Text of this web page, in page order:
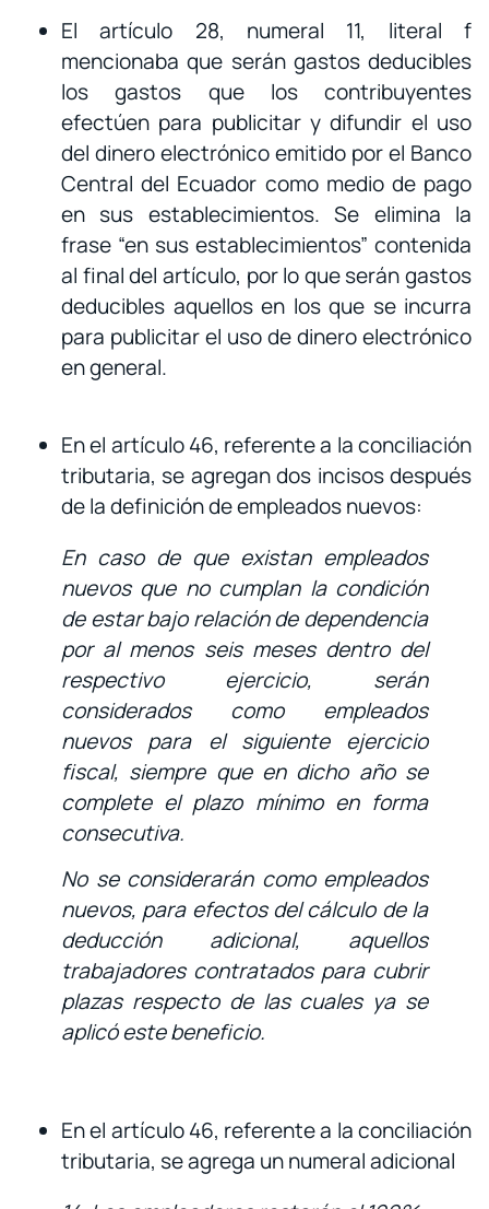
El artículo 28, numeral 11, literal f
mencionaba que serán gastos deducibles
los gastos que los contribuyentes
efectúen para publicitar y difundir el uso
del dinero electrónico emitido por el Banco
Central del Ecuador como medio de pago
en sus establecimientos. Se elimina la
frase “en sus establecimientos” contenida
al final del artículo, por lo que serán gastos
deducibles aquellos en los que se incurra
para publicitar el uso de dinero electrónico
en general.
En el artículo 46, referente a la conciliación
tributaria, se agregan dos incisos después
de la definición de empleados nuevos:
En caso de que existan empleados
nuevos que no cumplan la condición
de estar bajo relación de dependencia
por al menos seis meses dentro del
respectivo ejercicio, serán
considerados como empleados
nuevos para el siguiente ejercicio
fiscal, siempre que en dicho año se
complete el plazo mínimo en forma
consecutiva.
No se considerarán como empleados
nuevos, para efectos del cálculo de la
deducción adicional, aquellos
trabajadores contratados para cubrir
plazas respecto de las cuales ya se
aplicó este beneficio.
En el artículo 46, referente a la conciliación
tributaria, se agrega un numeral adicional